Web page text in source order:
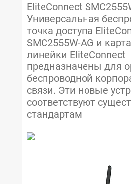
EliteConnect
Универсальная
точка доступа
SMC2555W-AG и
линейки EliteConnect
предназначены для
беспроводной
связи. Эти новые
соответствуют
стандартам